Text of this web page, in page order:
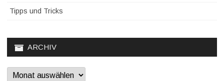
Tipps und Tricks
ARCHIV
Archiv